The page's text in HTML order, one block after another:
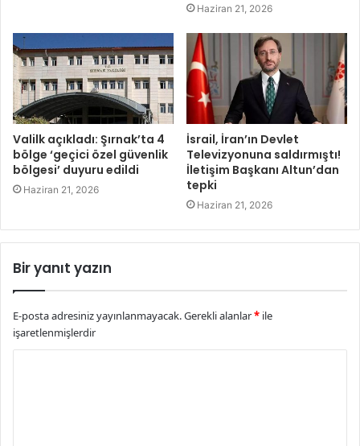
Haziran 21, 2026
Valilk açıkladı: Şırnak’ta 4
bölge ‘geçici özel güvenlik
bölgesi’ duyuru edildi
Haziran 21, 2026
İsrail, İran’ın Devlet
Televizyonuna saldırmıştı!
İletişim Başkanı Altun’dan
tepki
Haziran 21, 2026
Bir yanıt yazın
E-posta adresiniz yayınlanmayacak.Gerekli alanlar* ile
işaretlenmişlerdir